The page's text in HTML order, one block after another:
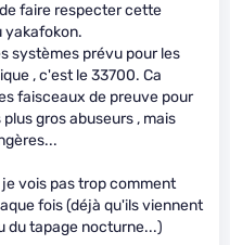
faire respecter cette
yakafokon.
systèmes prévu pour les
, c'est le 33700. Ca
faisceaux de preuve pour
gros abuseurs , mais
vois pas trop comment
fois (déjà qu'ils viennent
du tapage nocturne...)